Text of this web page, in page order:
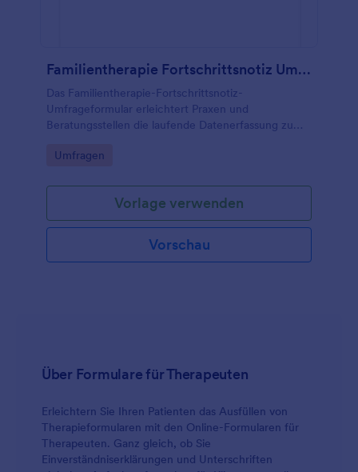
Familientherapie Fortschrittsnotiz Umfrage
Das Familientherapie-Fortschrittsnotiz-
Umfrageformular erleichtert Praxen und
Beratungsstellen die laufende Datenerfassung zu
Dokumentation über mehrere Termine hinweg mit
Go to Category:
Umfragen
Vorlage verwenden
Vorschau
Über Formulare für Therapeuten
Erleichtern Sie Ihren Patienten das Ausfüllen von
Therapieformularen mit den Online-Formularen für
Therapeuten. Ganz gleich, ob Sie
Einverständniserklärungen und Unterschriften